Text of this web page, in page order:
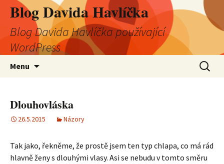
Blog Davida Havlíčka
Blog Davida Havlíčka používající
WordPress
Menu
Dlouhovláska
26.5.2015 Názory
Tak jako, řekněme, že prostě jsem ten typ chlapa, co má rád
hlavně ženy s dlouhými vlasy. Asi se nebudu v tomto směru